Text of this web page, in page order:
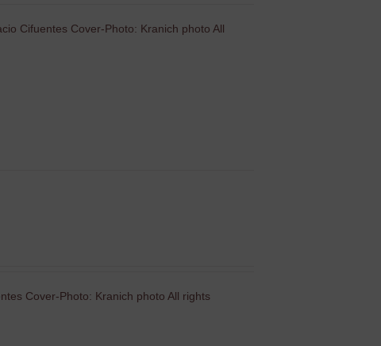
Cifuentes Cover-Photo: Kranich photo All
Cover-Photo: Kranich photo All rights